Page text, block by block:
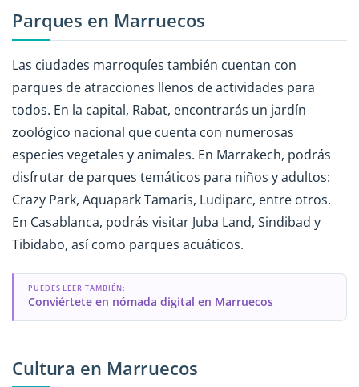
Parques en Marruecos
Las ciudades marroquíes también cuentan con
parques de atracciones llenos de actividades para
todos. En la capital, Rabat, encontrarás un jardín
zoológico nacional que cuenta con numerosas
especies vegetales y animales. En Marrakech, podrás
disfrutar de parques temáticos para niños y adultos:
Crazy Park, Aquapark Tamaris, Ludiparc, entre otros.
En Casablanca, podrás visitar Juba Land, Sindibad y
Tibidabo, así como parques acuáticos.
PUEDES LEER TAMBIÉN:
Conviértete en nómada digital en Marruecos
Cultura en Marruecos